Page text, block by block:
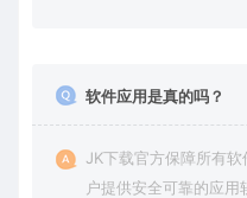
软件应用是真的吗？
JK下载官方保障所有
户提供安全可靠的应用